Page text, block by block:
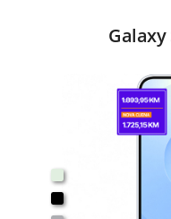
Galaxy